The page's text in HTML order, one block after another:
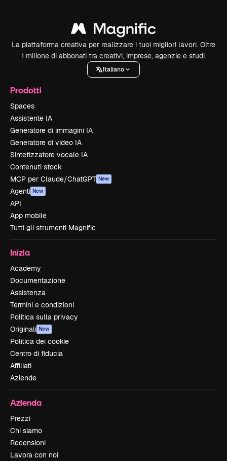
La piattaforma creativa per realizzare i tuoi migliori lavori. Oltre
1 milione di abbonati tra creativi, imprese, agenzie e studi.
Italiano
Prodotti
Spaces
Assistente IA
Generatore di immagini IA
Generatore di video IA
Sintetizzatore vocale IA
Contenuti stock
MCP per Claude/ChatGPT New
Agenti New
API
App mobile
Tutti gli strumenti Magnific
Inizia
Academy
Documentazione
Assistenza
Termini e condizioni
Politica sulla privacy
Originali New
Politica dei cookie
Centro di fiducia
Affiliati
Aziende
Azienda
Prezzi
Chi siamo
Recensioni
Lavora con noi